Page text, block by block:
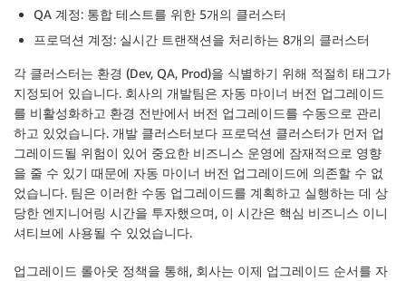
QA 계정: 통합 테스트를 위한 5개의 클러스터
프로덕션 계정: 실시간 트랜잭션을 처리하는 8개의 클러스터
각 클러스터는 환경 (Dev, QA, Prod)을 식별하기 위해 적절히 태그가
지정되어 있습니다. 회사의 개발팀은 자동 마이너 버전 업그레이드
를 비활성화하고 환경 전반에서 버전 업그레이드를 수동으로 관리
하고 있었습니다. 개발 클러스터보다 프로덕션 클러스터가 먼저 업
그레이드될 위험이 있어 중요한 비즈니스 운영에 잠재적으로 영향
을 줄 수 있기 때문에 자동 마이너 버전 업그레이드에 의존할 수 없
었습니다. 팀은 이러한 수동 업그레이드를 계획하고 실행하는 데 상
당한 엔지니어링 시간을 투자했으며, 이 시간은 핵심 비즈니스 이니
셔티브에 사용될 수 있었습니다.
업그레이드 롤아웃 정책을 통해, 회사는 이제 업그레이드 순서를 자